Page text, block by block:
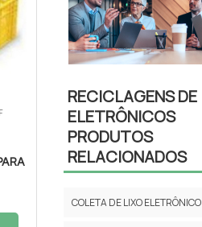
RECICLAGENS DE
ELETRÔNICOS
PRODUTOS
RELACIONADOS
COLETA DE LIXO ELETRÔNICO